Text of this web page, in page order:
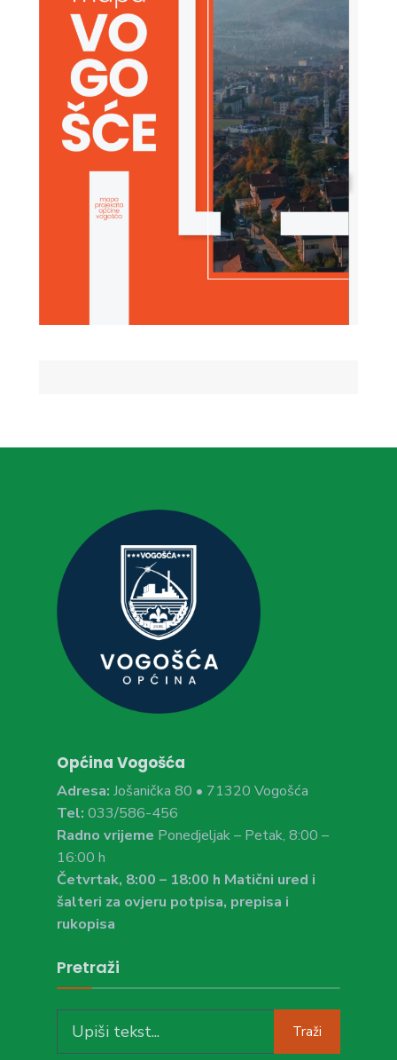
Općina Vogošća
Adresa: Jošanička 80 • 71320 Vogošća
Tel: 033/586-456
Radno vrijeme Ponedjeljak – Petak, 8:00 –
16:00 h
Četvrtak, 8:00 – 18:00 h Matični ured i
šalteri za ovjeru potpisa, prepisa i
rukopisa
Pretraži
Traži